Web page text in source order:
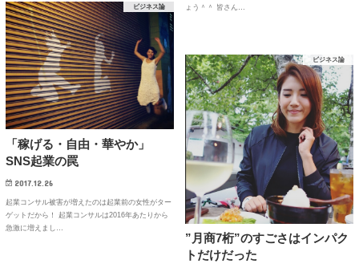
ょう＾＾ 皆さん…
ビジネス論
「稼げる・自由・華やか」
SNS起業の罠
2017.12.26
起業コンサル被害が増えたのは起業前の女性がター
ゲットだから！ 起業コンサルは2016年あたりから
急激に増えまし…
ビジネス論
”月商7桁”のすごさはインパク
トだけだった